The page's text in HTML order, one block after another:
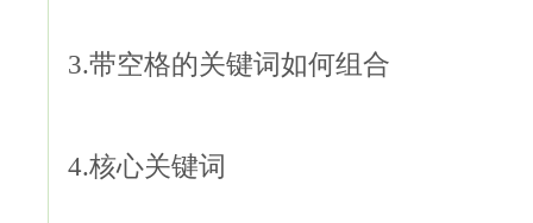
3.带空格的关键词如何组合
4.核心关键词